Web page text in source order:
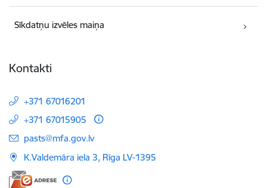
Sīkdatņu izvēles maiņa
Kontakti
+371 67016201
+371 67015905
E-pasts:
pasts@mfa.gov.lv
K.Valdemāra iela 3, Rīga LV-1395